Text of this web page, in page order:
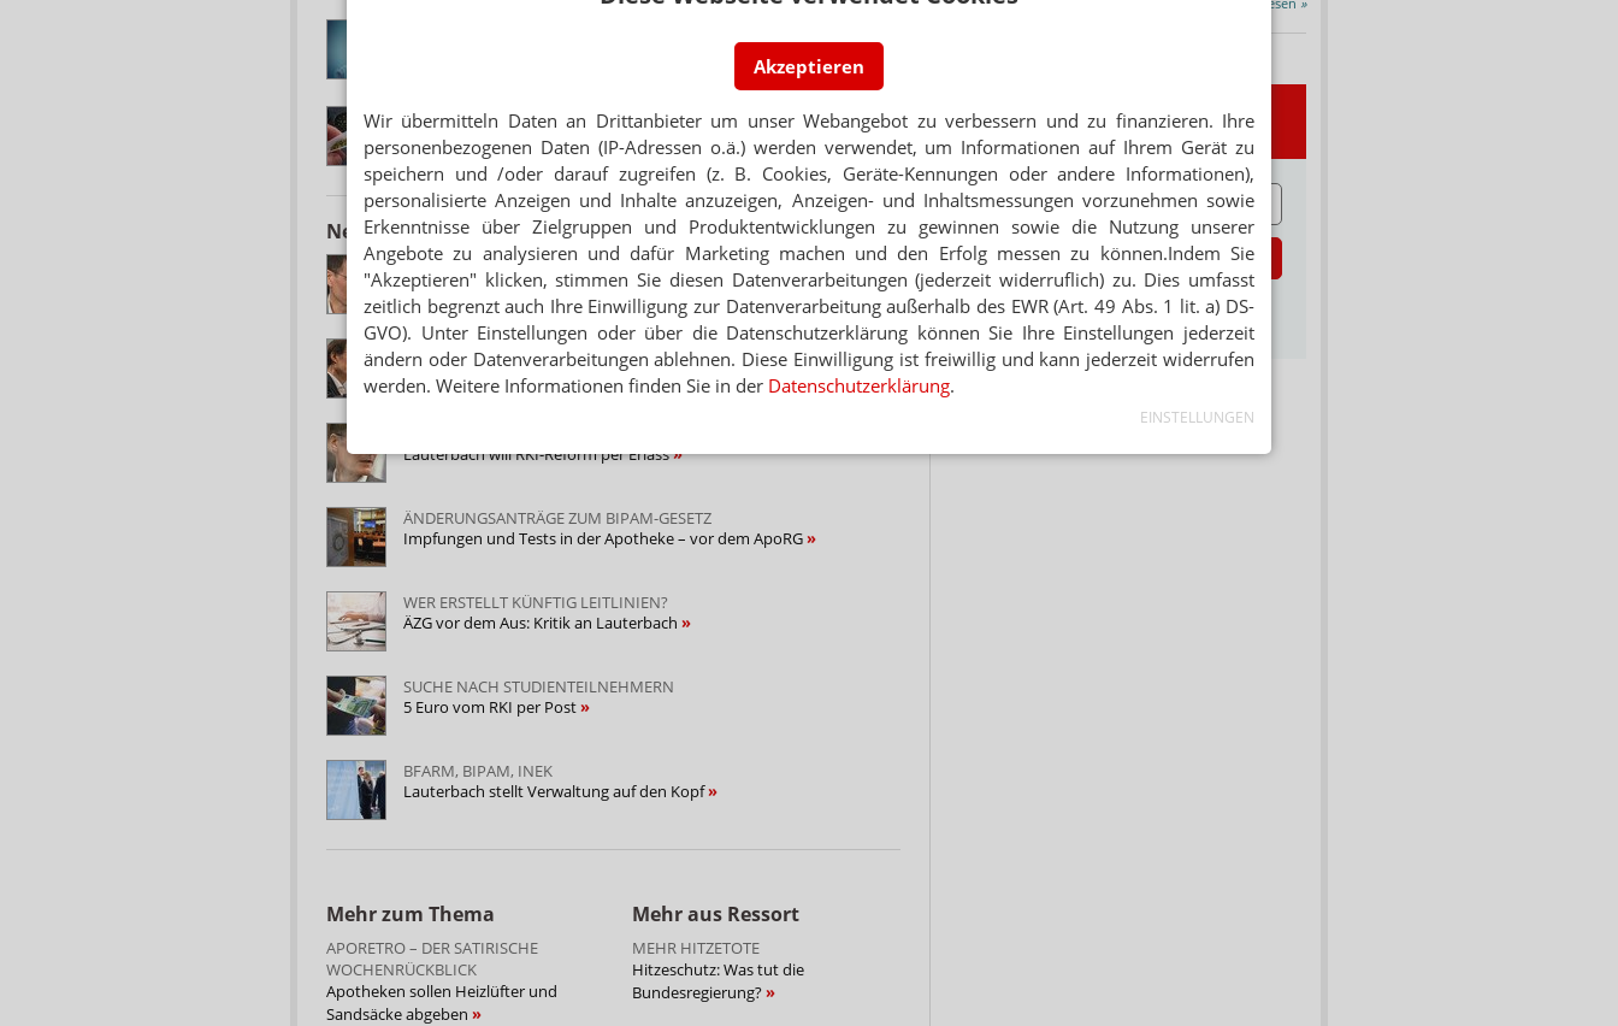
Akzeptieren
Wir übermitteln Daten an Drittanbieter um unser Webangebot zu verbessern und zu finanzieren. Ihre
personenbezogenen Daten (IP-Adressen o.ä.) werden verwendet, um Informationen auf Ihrem Gerät zu
speichern und /oder darauf zugreifen (z. B. Cookies, Geräte-Kennungen oder andere Informationen),
personalisierte Anzeigen und Inhalte anzuzeigen, Anzeigen- und Inhaltsmessungen vorzunehmen sowie
Erkenntnisse über Zielgruppen und Produktentwicklungen zu gewinnen sowie die Nutzung unserer
Angebote zu analysieren und dafür Marketing machen und den Erfolg messen zu können.Indem Sie
"Akzeptieren" klicken, stimmen Sie diesen Datenverarbeitungen (jederzeit widerruflich) zu. Dies umfasst
zeitlich begrenzt auch Ihre Einwilligung zur Datenverarbeitung außerhalb des EWR (Art. 49 Abs. 1 lit. a) DS-
GVO). Unter Einstellungen oder über die Datenschutzerklärung können Sie Ihre Einstellungen jederzeit
ändern oder Datenverarbeitungen ablehnen. Diese Einwilligung ist freiwillig und kann jederzeit widerrufen
werden. Weitere Informationen finden Sie in der Datenschutzerklärung.
EINSTELLUNGEN
BMG: Weniger Personal statt mehr Geld / Notdienstreform in Bayern
ONLINE-KURSE
Cannabis-Prävention: Gerlach lässt Lehrkräfte schulen
Neuere Artikel zum Thema
„PERSÖNLICHE EITELKEIT“
Lauterbach setzt neues Institut per Erlass durch
RKI-AUFSPALTUNG IM GESUNDHEITSAUSSCHUSS
Auf Biegen und Brechen: Lauterbach will Reformen puschen
Lauterbach will RKI-Reform per Erlass
ÄNDERUNGSANTRÄGE ZUM BIPAM-GESETZ
Impfungen und Tests in der Apotheke – vor dem ApoRG
WER ERSTELLT KÜNFTIG LEITLINIEN?
ÄZG vor dem Aus: Kritik an Lauterbach
SUCHE NACH STUDIENTEILNEHMERN
5 Euro vom RKI per Post
BFARM, BIPAM, INEK
Lauterbach stellt Verwaltung auf den Kopf
Mehr zum Thema
APORETRO – DER SATIRISCHE
WOCHENRÜCKBLICK
Apotheken sollen Heizlüfter und
Sandsäcke abgeben
Mehr aus Ressort
MEHR HITZETOTE
Hitzeschutz: Was tut die
Bundesregierung?
Newsletter
E-MAIL ADRESSE
Jetzt abonnieren
Hinweis zum Newsletter &
Datenschutz